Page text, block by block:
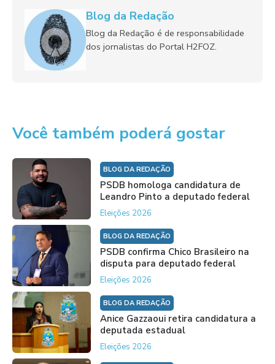
Blog da Redação
Blog da Redação é de responsabilidade
dos jornalistas do Portal H2FOZ.
Você também poderá gostar
BLOG DA REDAÇÃO
PSDB homologa candidatura de
Leandro Pinto a deputado federal
Eleições 2026
BLOG DA REDAÇÃO
PSDB confirma Chico Brasileiro na
disputa para deputado federal
Eleições 2026
BLOG DA REDAÇÃO
Anice Gazzaoui retira candidatura a
deputada estadual
Eleições 2026